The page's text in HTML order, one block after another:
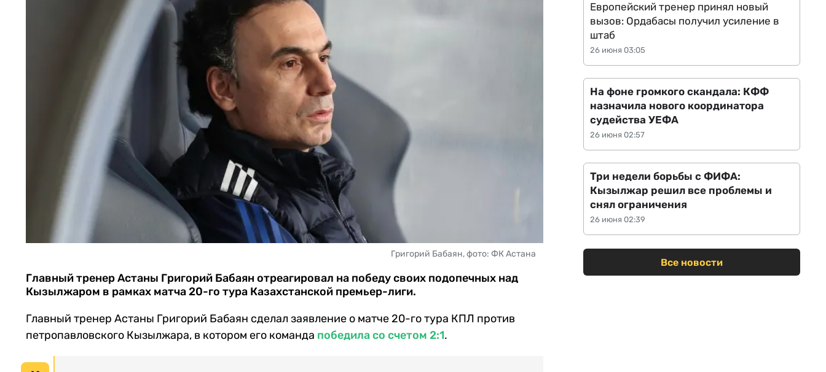
Григорий Бабаян, фото: ФК Астана
Главный тренер Астаны Григорий Бабаян отреагировал на победу своих подопечных над
Кызылжаром в рамках матча 20-го тура Казахстанской премьер-лиги.
Главный тренер Астаны Григорий Бабаян сделал заявление о матче 20-го тура КПЛ против
петропавловского Кызылжара, в котором его команда победила со счетом 2:1.
26 июня 03:05
Европейский тренер принял новый
вызов: Ордабасы получил усиление в
штаб
26 июня 02:57
На фоне громкого скандала: КФФ
назначила нового координатора
судейства УЕФА
26 июня 02:39
Три недели борьбы с ФИФА:
Кызылжар решил все проблемы и
снял ограничения
Все новости